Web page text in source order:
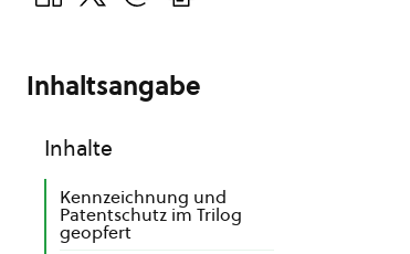
Inhaltsangabe
Inhalte
Kennzeichnung und
Patentschutz im Trilog
geopfert